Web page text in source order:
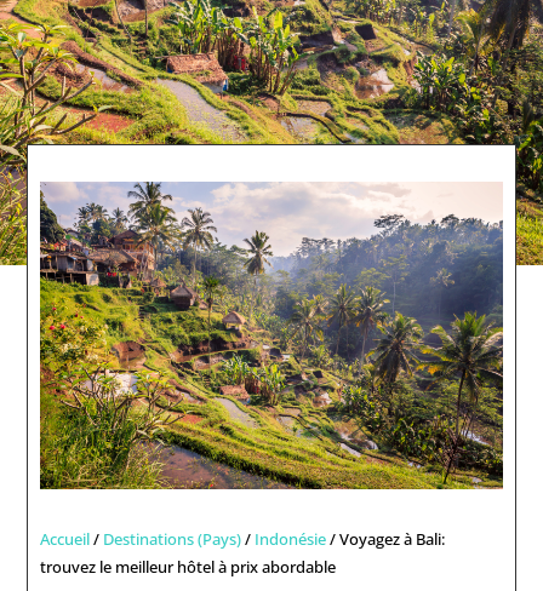
Accueil/ Destinations (Pays)/ Indonésie/ Voyagez à Bali:
trouvez le meilleur hôtel à prix abordable